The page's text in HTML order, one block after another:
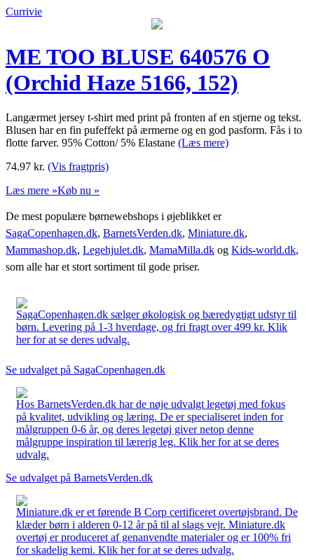
Currivie
ME TOO BLUSE 640576 O
(Orchid Haze 5166, 152)
Langærmet jersey t-shirt med print på fronten af en stjerne og tekst.
Blusen har en fin pufeffekt på ærmerne og en god pasform. Fås i to
flotte farver. 95% Cotton/ 5% Elastane (Læs mere)
74.97 kr. (Vis fragtpris)
Læs mere »Køb nu »
De mest populære børnewebshops i øjeblikket er
SagaCopenhagen.dk, BarnetsVerden.dk, Miniature.dk,
Mammashop.dk, Legehjulet.dk, MamaMilla.dk og Kids-world.dk,
som alle har et stort sortiment til gode priser.
SagaCopenhagen.dk sælger økologisk og bæredygtigt udstyr til
børn. Levering på 1-3 hverdage, og fri fragt over 499 kr. Klik
her for at se deres udvalg.
Se udvalget på SagaCopenhagen.dk
Hos BarnetsVerden.dk har de nøje udvalgt legetøj med fokus
på kvalitet, udvikling og læring. De er specialiseret inden for
målgruppen 0-6 år, og deres legetøj giver netop denne
målgruppe inspiration til lærerig leg. Klik her for at se deres
udvalg.
Se udvalget på BarnetsVerden.dk
Miniature.dk er et førende B Corp certificeret overtøjsbrand. De
klæder børn i alderen 0-12 år på til al slags vejr. Miniature.dk
overtøj er produceret af genanvendte materialer og er 100% fri
for skadelig kemi. Klik her for at se deres udvalg.